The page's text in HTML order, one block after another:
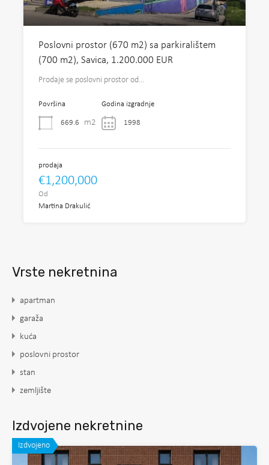
Poslovni prostor (670 m2) sa parkiralištem
(700 m2), Savica, 1.200.000 EUR
Prodaje se poslovni prostor od…
Površina
669.6 m2
Godina izgradnje
1998
prodaja
€1,200,000
Od
Martina Drakulić
Vrste nekretnina
apartman
garaža
kuća
poslovni prostor
stan
zemljište
Izdvojene nekretnine
Izdvojeno